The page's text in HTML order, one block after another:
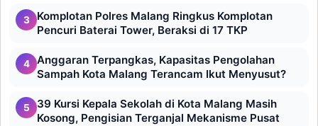
3
Komplotan Polres Malang Ringkus Komplotan
Pencuri Baterai Tower, Beraksi di 17 TKP
4
Anggaran Terpangkas, Kapasitas Pengolahan
Sampah Kota Malang Terancam Ikut Menyusut?
5
39 Kursi Kepala Sekolah di Kota Malang Masih
Kosong, Pengisian Terganjal Mekanisme Pusat